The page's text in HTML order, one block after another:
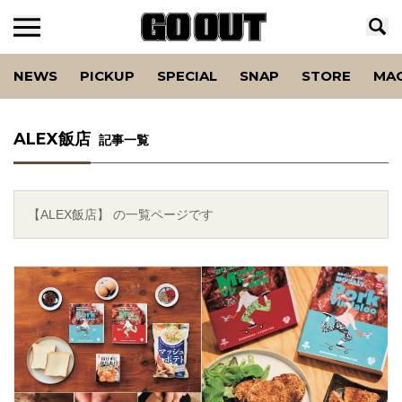
NEWS PICKUP SPECIAL SNAP STORE
ALEX飯店 記事一覧
【ALEX飯店】 の一覧ページです